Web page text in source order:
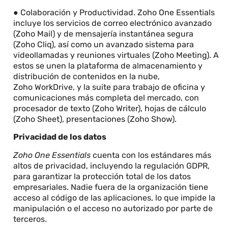
● Colaboración y Productividad. Zoho One Essentials
incluye los servicios de correo electrónico avanzado
(Zoho Mail) y de mensajería instantánea segura
(Zoho Cliq), así como un avanzado sistema para
videollamadas y reuniones virtuales (Zoho Meeting). A
estos se unen la plataforma de almacenamiento y
distribución de contenidos en la nube,
Zoho WorkDrive, y la suite para trabajo de oficina y
comunicaciones más completa del mercado, con
procesador de texto (Zoho Writer), hojas de cálculo
(Zoho Sheet), presentaciones (Zoho Show).
Privacidad de los datos
Zoho One Essentials cuenta con los estándares más
altos de privacidad, incluyendo la regulación GDPR,
para garantizar la protección total de los datos
empresariales. Nadie fuera de la organización tiene
acceso al código de las aplicaciones, lo que impide la
manipulación o el acceso no autorizado por parte de
terceros.